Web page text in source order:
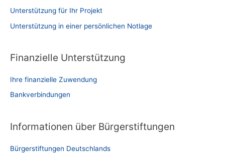
Unterstützung für Ihr Projekt
Unterstützung in einer persönlichen Notlage
Finanzielle Unterstützung
Ihre finanzielle Zuwendung
Bankverbindungen
Informationen über Bürgerstiftungen
Bürgerstiftungen Deutschlands